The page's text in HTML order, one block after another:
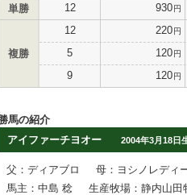
単勝 12 930円
複勝
12 220円
5 120円
9 120円
勝馬の紹介
アイファーチヨオー
2004年3月18日
父：ディアブロ
母：ヨシノレディ
馬主：中島 稔
生産牧場：静内山田